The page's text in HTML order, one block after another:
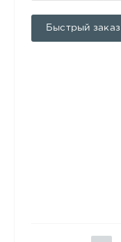
Быстрый заказ